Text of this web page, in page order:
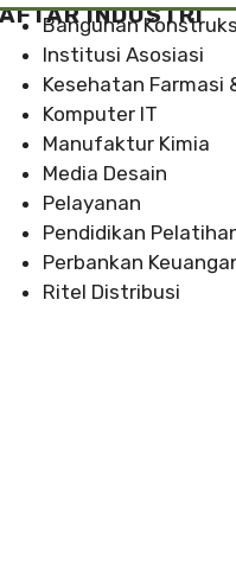
INDUSTRI
Bangunan
Institusi Asosiasi
Kesehatan Farmasi
Komputer IT
Manufaktur Kimia
Media Desain
Pelayanan
Pendidikan
Perbankan
Ritel Distribusi